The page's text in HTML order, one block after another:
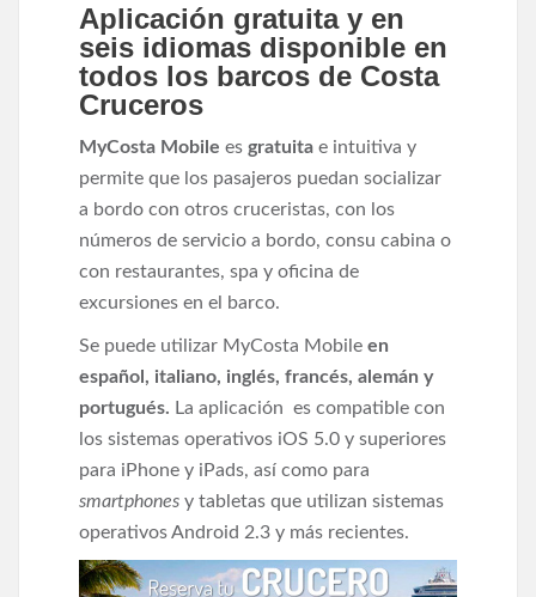
Aplicación gratuita y en
seis idiomas disponible en
todos los barcos de Costa
Cruceros
MyCosta Mobile es gratuita e intuitiva y
permite que los pasajeros puedan socializar
a bordo con otros cruceristas, con los
números de servicio a bordo, consu cabina o
con restaurantes, spa y oficina de
excursiones en el barco.
Se puede utilizar MyCosta Mobile en
español, italiano, inglés, francés, alemán y
portugués. La aplicación es compatible con
los sistemas operativos iOS 5.0 y superiores
para iPhone y iPads, así como para
smartphones y tabletas que utilizan sistemas
operativos Android 2.3 y más recientes.